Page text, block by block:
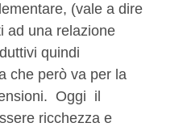
(vale a dire
ad una relazione
quindi
che però va per la
Oggi  il
ricchezza e